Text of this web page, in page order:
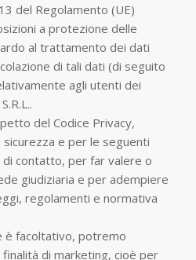
del Regolamento (UE)
a protezione delle
al trattamento dei dati
di tali dati (di seguito
agli utenti dei
del Codice Privacy,
e per le seguenti
contatto, per far valere o
giudiziaria e per adempiere
regolamenti e normativa
è facoltativo, potremo
di marketing, cioè per